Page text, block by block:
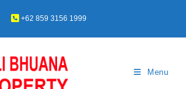
+62 859 3156 1999
Menu